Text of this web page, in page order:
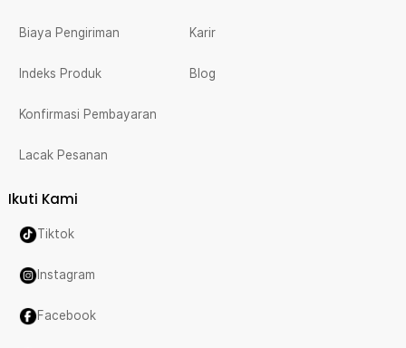
Biaya Pengiriman
Indeks Produk
Konfirmasi Pembayaran
Lacak Pesanan
Karir
Blog
Ikuti Kami
Tiktok
Instagram
Facebook